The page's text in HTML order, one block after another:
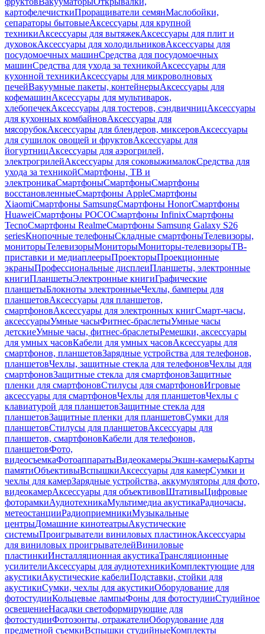
картофелечисткиПроращиватели семянМаслобойки,
сепараторы бытовыеАксессуары для крупной
техникиАксессуары для вытяжекАксессуары для плит и
духовокАксессуары для холодильниковАксессуары для
посудомоечных машинСредства для посудомоечных
машинСредства для ухода за техникойАксессуары для
кухонной техникиАксессуары для микроволновых
печейВакуумные пакеты, контейнерыАксессуары для
кофемашинАксессуары для мультиварок,
хлебопечекАксессуары для тостеров, сэндвичницАксессуары
для кухонных комбайновАксессуары для
мясорубокАксессуары для блендеров, миксеровАксессуары
для сушилок овощей и фруктовАксессуары для
йогуртницАксессуары для аэрогрилей,
электрогрилейАксессуары для соковыжималокСредства для
ухода за техникойСмартфоны, ТВ и
электроникаСмартфоныСмартфоныСмартфоны
восстановленныеСмартфоны AppleСмартфоны
XiaomiСмартфоны SamsungСмартфоны HonorСмартфоны
HuaweiСмартфоны POCOСмартфоны InfinixСмартфоны
TecnoСмартфоны RealmeСмартфоны Samsung Galaxy S26
seriesКнопочные телефоныСкладные смартфоныТелевизоры,
мониторыТелевизорыМониторыМониторы-телевизорыТВ-
приставки и медиаплеерыПроекторыПроекционные
экраныПрофессиональные дисплеиПланшеты, электронные
книгиПланшетыЭлектронные книгиГрафические
планшетыБлокноты электронныеЧехлы, бамперы для
планшетовАксессуары для планшетов,
смартфоновАксессуары для электронных книгСмарт-часы,
аксессуарыУмные часыФитнес-браслетыУмные часы
детскиеУмные часы, фитнес-браслетыРемешки, аксессуары
для умных часовКабели для умных часовАксессуары для
смартфонов, планшетовЗарядные устройства для телефонов,
планшетовЧехлы, защитные стекла для телефоновЧехлы для
смартфоновЗащитные стекла для смартфоновЗащитные
пленки для смартфоновСтилусы для смартфоновИгровые
аксессуары для смартфоновЧехлы для планшетовЧехлы с
клавиатурой для планшетовЗащитные стекла для
планшетовЗащитные пленки для планшетовСумки для
планшетовСтилусы для планшетовАксессуары для
планшетов, смартфоновКабели для телефонов,
планшетовФото,
видеосъемкаФотоаппаратыВидеокамерыЭкшн-камерыКарты
памятиОбъективыВспышкиАксессуары для камерСумки и
чехлы для камерЗарядные устройства, аккумуляторы для фото,
видеокамерАксессуары для объективовШтативыЦифровые
фоторамкиАудиотехникаМультимедиа акустикаРадиочасы,
метеостанцииРадиоприемникиМузыкальные
центрыДомашние кинотеатрыАкустические
системыПроигрыватели виниловых пластинокАксессуары
для виниловых проигрывателейВиниловые
пластинкиИнсталляционная акустикаТрансляционные
усилителиАксессуары для аудиотехникиКомплектующие для
акустикиАкустические кабелиПодставки, стойки для
акустикиСумки, чехлы для акустикиОборудование для
фотостудииКольцевые лампыФоны для фотостудииСтудийное
освещениеНасадки светоформирующие для
фотостудииФотозонты, отражателиОборудование для
предметной съемкиВспышки студийныеКомплекты